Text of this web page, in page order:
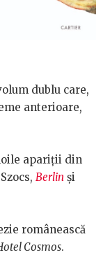
dublu care,
anterioare,
apariții din
Berlin și
românească
Cosmos.